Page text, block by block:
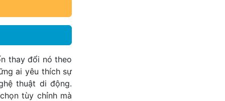
thay đổi nó theo
ai yêu thích sự
thuật di động.
tùy chỉnh mà